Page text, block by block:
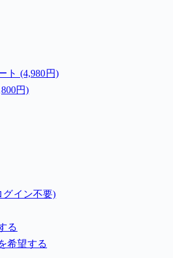
ト (4,980円)
円)
グイン不要)
る
希望する